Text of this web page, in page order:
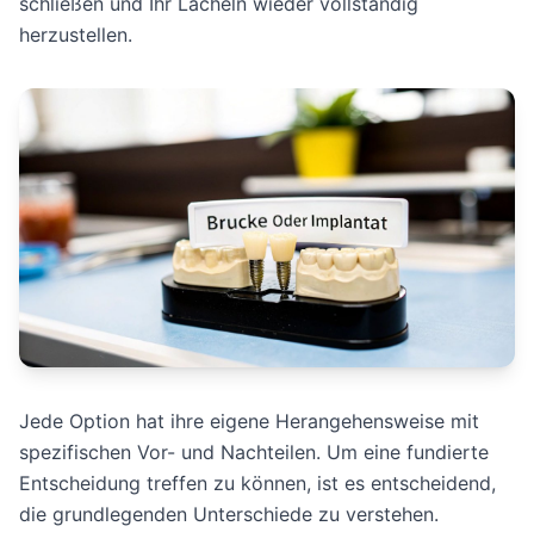
herzustellen.
Jede Option hat ihre eigene Herangehensweise mit
spezifischen Vor- und Nachteilen. Um eine fundierte
Entscheidung treffen zu können, ist es entscheidend,
die grundlegenden Unterschiede zu verstehen.